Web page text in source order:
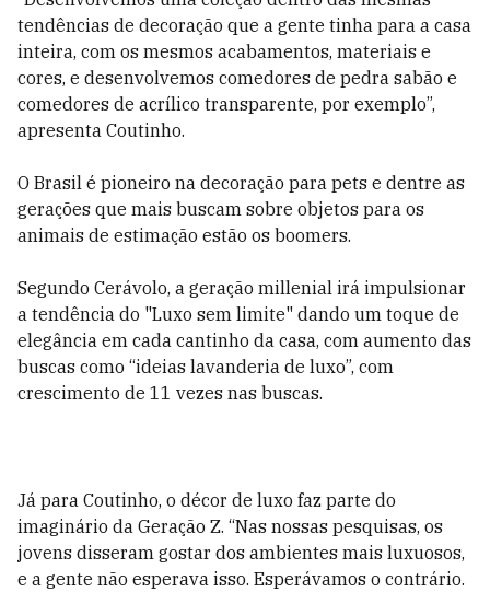
tendências de decoração que a gente tinha para a casa
inteira, com os mesmos acabamentos, materiais e
cores, e desenvolvemos comedores de pedra sabão e
comedores de acrílico transparente, por exemplo”,
apresenta Coutinho.
O Brasil é pioneiro na decoração para pets e dentre as
gerações que mais buscam sobre objetos para os
animais de estimação estão os boomers.
Segundo Cerávolo, a geração millenial irá impulsionar
a tendência do "Luxo sem limite" dando um toque de
elegância em cada cantinho da casa, com aumento das
buscas como “ideias lavanderia de luxo”, com
crescimento de 11 vezes nas buscas.
Já para Coutinho, o décor de luxo faz parte do
imaginário da Geração Z. “Nas nossas pesquisas, os
jovens disseram gostar dos ambientes mais luxuosos,
e a gente não esperava isso. Esperávamos o contrário.